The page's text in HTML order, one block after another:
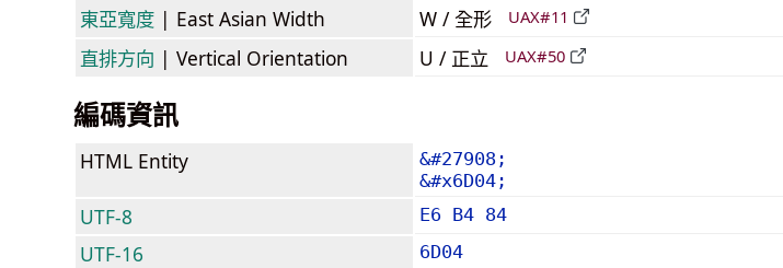
東亞寬度 | East Asian Width W / 全形 UAX#11
直排方向 | Vertical Orientation U / 正立 UAX#50
編碼資訊
HTML Entity
&#27908;
&#x6D04;
UTF-8 E6 B4 84
UTF-16 6D04